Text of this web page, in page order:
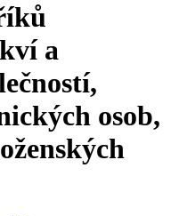
a
osob,